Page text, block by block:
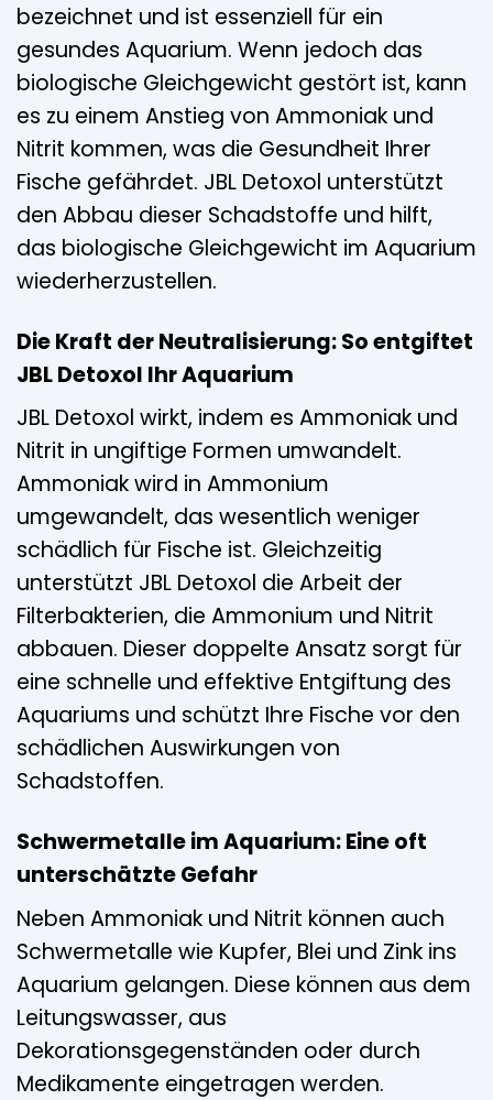
bezeichnet und ist essenziell für ein
gesundes Aquarium. Wenn jedoch das
biologische Gleichgewicht gestört ist, kann
es zu einem Anstieg von Ammoniak und
Nitrit kommen, was die Gesundheit Ihrer
Fische gefährdet. JBL Detoxol unterstützt
den Abbau dieser Schadstoffe und hilft,
das biologische Gleichgewicht im Aquarium
wiederherzustellen.
Die Kraft der Neutralisierung: So entgiftet
JBL Detoxol Ihr Aquarium
JBL Detoxol wirkt, indem es Ammoniak und
Nitrit in ungiftige Formen umwandelt.
Ammoniak wird in Ammonium
umgewandelt, das wesentlich weniger
schädlich für Fische ist. Gleichzeitig
unterstützt JBL Detoxol die Arbeit der
Filterbakterien, die Ammonium und Nitrit
abbauen. Dieser doppelte Ansatz sorgt für
eine schnelle und effektive Entgiftung des
Aquariums und schützt Ihre Fische vor den
schädlichen Auswirkungen von
Schadstoffen.
Schwermetalle im Aquarium: Eine oft
unterschätzte Gefahr
Neben Ammoniak und Nitrit können auch
Schwermetalle wie Kupfer, Blei und Zink ins
Aquarium gelangen. Diese können aus dem
Leitungswasser, aus
Dekorationsgegenständen oder durch
Medikamente eingetragen werden.